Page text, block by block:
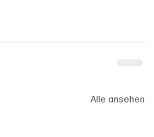
Alle ansehen